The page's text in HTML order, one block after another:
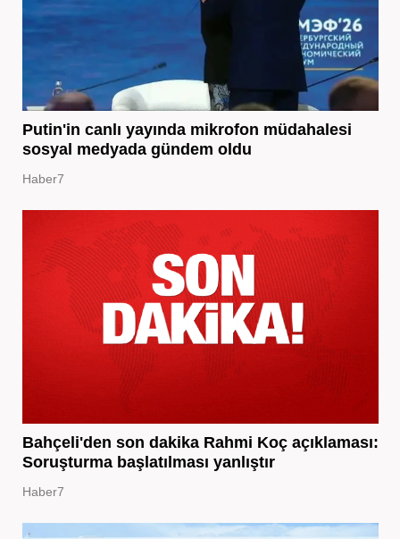
Putin'in canlı yayında mikrofon müdahalesi
sosyal medyada gündem oldu
Haber7
Bahçeli'den son dakika Rahmi Koç açıklaması:
Soruşturma başlatılması yanlıştır
Haber7